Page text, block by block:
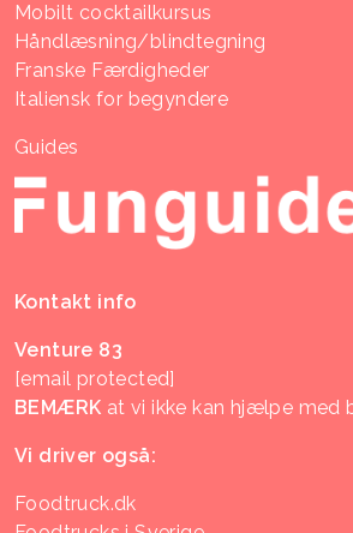
Mobilt cocktailkursus
Håndlæsning/blindtegning
Franske Færdigheder
Italiensk for begyndere
Guides
Kontakt info
Venture 83
[email protected]
BEMÆRK at vi ikke kan hjælpe med
Vi driver også:
Foodtruck.dk